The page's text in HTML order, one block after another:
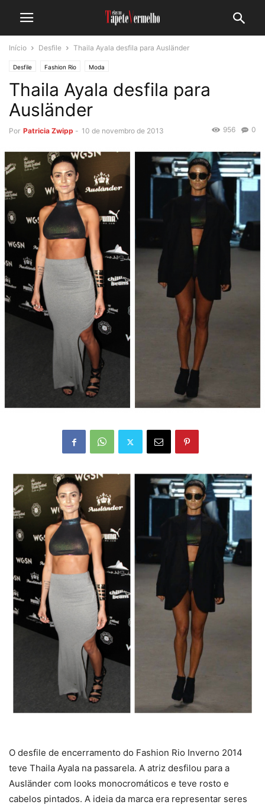
Início Desfile Thaila Ayala desfila para Ausländer
Desfile Fashion Rio Moda
Thaila Ayala desfila para
Ausländer
Por Patricia Zwipp - 10 de novembro de 2013 0
956
O desfile de encerramento do Fashion Rio Inverno 2014
teve Thaila Ayala na passarela. A atriz desfilou para a
Ausländer com looks monocromáticos e teve rosto e
cabelos pintados. A ideia da marca era representar seres